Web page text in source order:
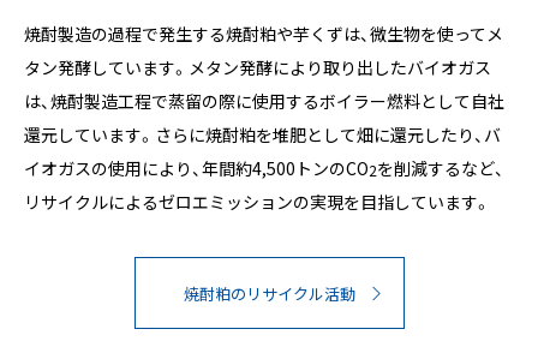
焼酎製造の過程で発生する焼酎粕や芋くずは、微生物を使ってメ
タン発酵しています。メタン発酵により取り出したバイオガス
は、焼酎製造工程で蒸留の際に使用するボイラー燃料として自社
還元しています。さらに焼酎粕を堆肥として畑に還元したり、バ
イオガスの使用により、年間約4,500トンのCO2を削減するなど、
リサイクルによるゼロエミッションの実現を目指しています。
焼酎粕のリサイクル活動